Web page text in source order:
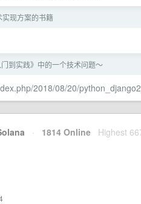
现方案的书籍
到实践》中的一个技术问题～
2018/08/20/
· 1814 Online Highest